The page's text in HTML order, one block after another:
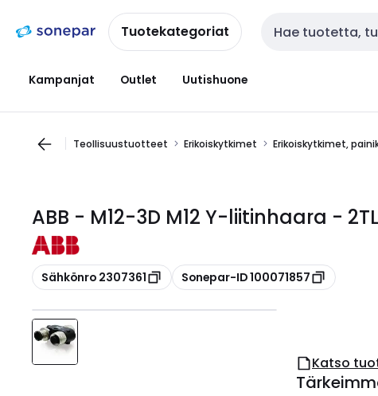
navigointiinsisältöönTuotekategoriat Haku
Kampanjat Outlet Uutishuone
Teollisuustuotteet Erikoiskytkimet Erikoiskytkimet,
ABB - M12-3D M12 Y-liitinhaara -
Kopioi
Sähkönro 2307361 Kopioi
Sonepar-ID 100071857
Katso